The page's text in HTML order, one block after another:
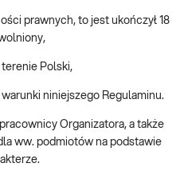
prawnych, to jest ukończył 18
terenie Polski,
niniejszego Regulaminu.
Organizatora, a także
ww. podmiotów na podstawie